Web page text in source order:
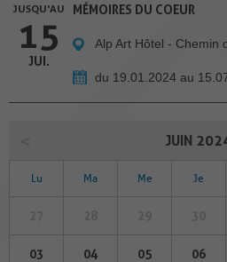
JUSQU'AU
15
JUI.
MÉMOIRES DU COEUR
Alp Art Hôtel - Chemin
du 19.01.2024 au
JUIN
Lu Ma Me Je
03 04 05 06